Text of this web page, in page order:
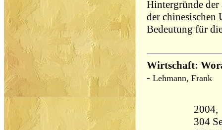
Hintergründe
der chinesischen
Bedeutung für
Wirtschaft:
- Lehmann, Frank
304 Seiten